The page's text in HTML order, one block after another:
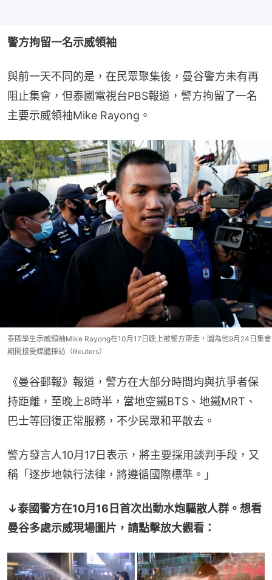
警方拘留一名示威領袖
與前一天不同的是，在民眾聚集後，曼谷警方未有再
阻止集會，但泰國電視台PBS報道，警方拘留了一名
主要示威領袖Mike Rayong。
泰國學生示威領袖Mike Rayong在10月17日晚上被警方帶走，圖為他9月24日集會
期間接受媒體採訪（Reuters）
《曼谷郵報》報道，警方在大部分時間均與抗爭者保
持距離，至晚上8時半，當地空鐵BTS、地鐵MRT、
巴士等回復正常服務，不少民眾和平散去。
警方發言人10月17日表示，將主要採用談判手段，又
稱「逐步地執行法律，將遵循國際標準。」
↓泰國警方在10月16日首次出動水炮驅散人群。想看
曼谷多處示威現場圖片，請點擊放大觀看：